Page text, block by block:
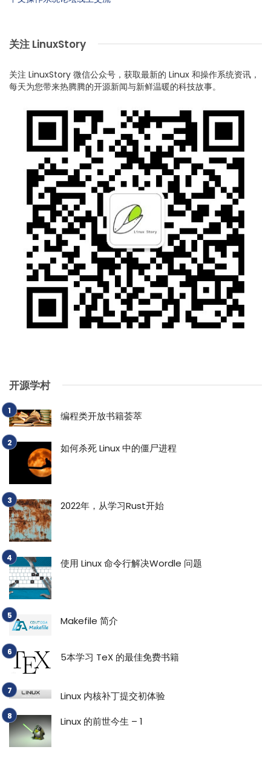
关注 LinuxStory
关注 LinuxStory 微信公众号，获取最新的 Linux 和操作系统资讯，
每天为您带来热腾腾的开源新闻与新鲜温暖的科技故事。
开源学村
编程类开放书籍荟萃
如何杀死 Linux 中的僵尸进程
2022年，从学习Rust开始
使用 Linux 命令行解决Wordle 问题
Makefile 简介
5本学习 TeX 的最佳免费书籍
Linux 内核补丁提交初体验
Linux 的前世今生 – 1